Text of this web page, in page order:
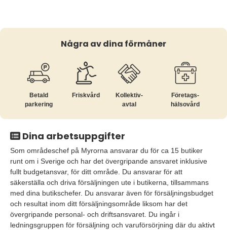
Några av dina förmåner
Betald
parkering
Friskvård
Kollektiv­
avtal
Företags­
hälsovård
Dina arbetsuppgifter
Som områdeschef på Myrorna ansvarar du för ca 15 butiker
runt om i Sverige och har det övergripande ansvaret inklusive
fullt budgetansvar, för ditt område. Du ansvarar för att
säkerställa och driva försäljningen ute i butikerna, tillsammans
med dina butikschefer. Du ansvarar även för försäljningsbudget
och resultat inom ditt försäljningsområde liksom har det
övergripande personal- och driftsansvaret. Du ingår i
ledningsgruppen för försäljning och varuförsörjning där du aktivt